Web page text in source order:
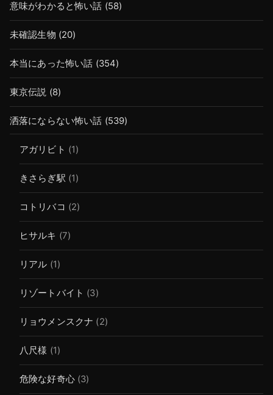
意味がわかると怖い話 (58)
未確認生物 (20)
本当にあった怖い話 (354)
東京伝説 (8)
洒落にならない怖い話 (539)
アガリビト (1)
きさらぎ駅 (1)
コトリバコ (2)
ヒサルキ (7)
リアル (1)
リゾートバイト (3)
リョウメンスクナ (2)
八尺様 (1)
危険な好奇心(3)